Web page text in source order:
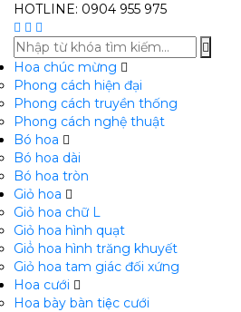
HOTLINE: 0904 955 975
Hoa chúc mừng
Phong cách hiện đại
Phong cách truyền thống
Phong cách nghệ thuật
Bó hoa
Bó hoa dài
Bó hoa tròn
Giỏ hoa
Giỏ hoa chữ L
Giỏ hoa hình quạt
Giỏ̉ hoa hình trăng khuyết
Giỏ hoa tam giác đối xứng
Hoa cưới
Hoa bày bàn tiệc cưới